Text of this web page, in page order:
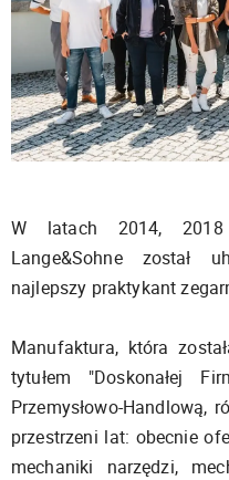
W latach 2014,
Lange&Sohne został
najlepszy praktykant
Manufaktura, która
tytułem "Doskonałej
Przemysłowo-Handlową,
przestrzeni lat: obecnie
mechaniki narzędzi,